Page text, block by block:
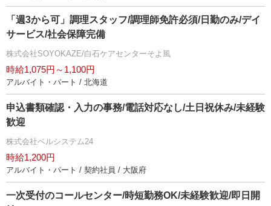
「週3から可」調理スタッフ/調理師免許必須/日勤のみ/デイ
サービス/社会保障完備
株式会社SOYOKAZE/白石ケアセンターそよ風
時給1,075円～1,100円
アルバイト・パート / 北海道
申込書類確認・入力の事務/電話対応なし/土日祝休み/未経験
歓迎
株式会社ベルシステム24
時給1,200円
アルバイト・パート / 契約社員 / 大阪府
一次受付のコールセンター/時短勤務OK/未経験歓迎/即日開